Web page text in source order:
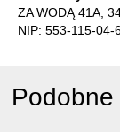
ZA WODĄ 41A,
NIP: 553-115-04-